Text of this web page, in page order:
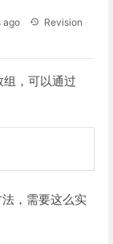
ago
Revision
，可以通过
，需要这么实